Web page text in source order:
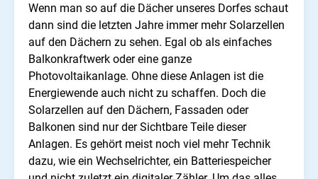
Wenn man so auf die Dächer unseres Dorfes schaut
dann sind die letzten Jahre immer mehr Solarzellen
auf den Dächern zu sehen. Egal ob als einfaches
Balkonkraftwerk oder eine ganze
Photovoltaikanlage. Ohne diese Anlagen ist die
Energiewende auch nicht zu schaffen. Doch die
Solarzellen auf den Dächern, Fassaden oder
Balkonen sind nur der Sichtbare Teile dieser
Anlagen. Es gehört meist noch viel mehr Technik
dazu, wie ein Wechselrichter, ein Batteriespeicher